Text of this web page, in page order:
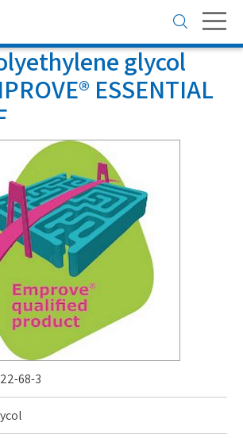
Toggle
navigation
glycol
ESSENTIAL
68-3